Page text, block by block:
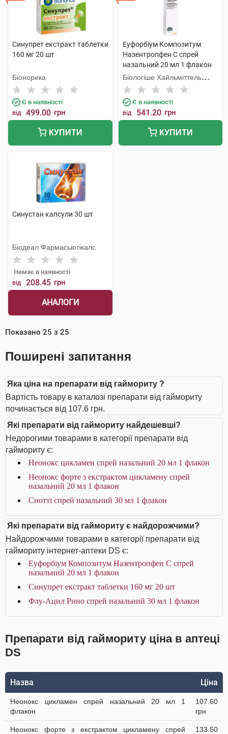
Синупрет екстракт таблетки
160 мг 20 шт
Біонорика
Є в наявності
від 499.00 грн
КУПИТИ
Еуфорбіум Композитум
Назентропфен С спрей
назальний 20 мл 1 флакон
Біологіше Хайльміттель
Хеель
Є в наявності
від 541.20 грн
КУПИТИ
Синустан капсули 30 шт
Біодеал Фармасьютікалс
Немає в наявності
від 208.45 грн
АНАЛОГИ
Показано 25 з 25
Поширені запитання
Яка ціна на препарати від гаймориту ?
Вартість товару в каталозі препарати від гаймориту
починається від 107.6 грн.
Які препарати від гаймориту найдешевші?
Недорогими товарами в категорії препарати від
гаймориту є:
Неонокс цикламен спрей назальний 20 мл 1 флакон
Неонокс форте з екстрактом цикламену спрей
назальний 20 мл 1 флакон
Снотті спрей назальний 30 мл 1 флакон
Які препарати від гаймориту є найдорожчими?
Найдорожчими товарами в категорії препарати від
гаймориту інтернет-аптеки DS є:
Еуфорбіум Композитум Назентропфен С спрей
назальний 20 мл 1 флакон
Синупрет екстракт таблетки 160 мг 20 шт
Флу-Ацил Рино спрей назальний 30 мл 1 флакон
Препарати від гаймориту ціна в аптеці
DS
Назва Ціна
Неонокс цикламен спрей назальний 20 мл 1
флакон
107.60
грн
Неонокс форте з екстрактом цикламену спрей
133.50